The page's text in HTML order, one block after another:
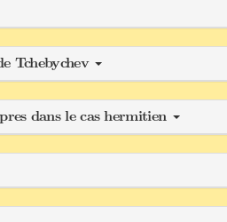
Tchebychev
dans le cas hermitien